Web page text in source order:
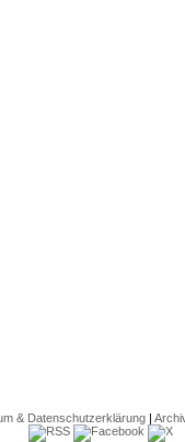
& Datenschutzerklärung|